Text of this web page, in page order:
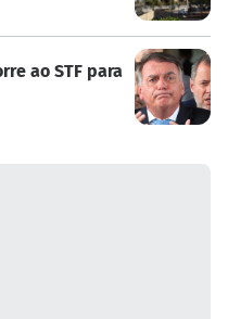
ao STF para